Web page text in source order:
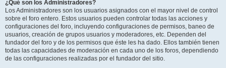
¿Qué son los Administradores?
Los Administradores son los usuarios asignados con el mayor nivel de control
sobre el foro entero. Estos usuarios pueden controlar todas las acciones y
configuraciones del foro, incluyendo configuraciones de permisos, baneo de
usuarios, creación de grupos usuarios y moderadores, etc. Dependen del
fundador del foro y de los permisos que éste les ha dado. Ellos también tienen
todas las capacidades de moderación en cada uno de los foros, dependiendo
de las configuraciones realizadas por el fundador del sitio.